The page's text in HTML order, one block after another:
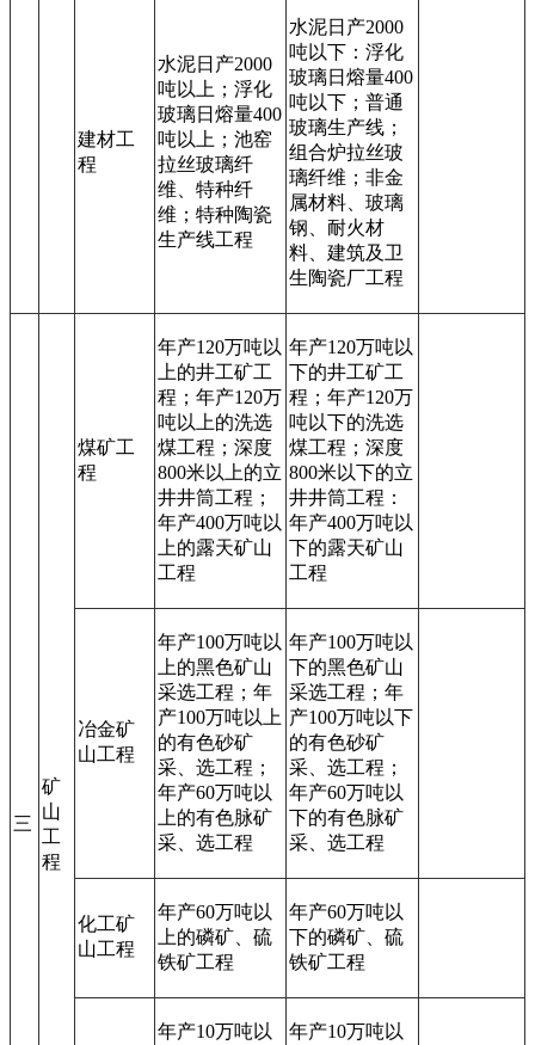
建材工
程
水泥日产2000
吨以上；浮化
玻璃日熔量400
吨以上；池窑
拉丝玻璃纤
维、特种纤
维；特种陶瓷
生产线工程
水泥日产2000
吨以下：浮化
玻璃日熔量400
吨以下；普通
玻璃生产线；
组合炉拉丝玻
璃纤维；非金
属材料、玻璃
钢、耐火材
料、建筑及卫
生陶瓷厂工程
三
矿
山
工
程
煤矿工
程
年产120万吨以
上的井工矿工
程；年产120万
吨以上的洗选
煤工程；深度
800米以上的立
井井筒工程；
年产400万吨以
上的露天矿山
工程
年产120万吨以
下的井工矿工
程；年产120万
吨以下的洗选
煤工程；深度
800米以下的立
井井筒工程：
年产400万吨以
下的露天矿山
工程
冶金矿
山工程
年产100万吨以
上的黑色矿山
采选工程；年
产100万吨以上
的有色砂矿
采、选工程；
年产60万吨以
上的有色脉矿
采、选工程
年产100万吨以
下的黑色矿山
采选工程；年
产100万吨以下
的有色砂矿
采、选工程；
年产60万吨以
下的有色脉矿
采、选工程
化工矿
山工程
年产60万吨以
上的磷矿、硫
铁矿工程
年产60万吨以
下的磷矿、硫
铁矿工程
年产10万吨以
年产10万吨以